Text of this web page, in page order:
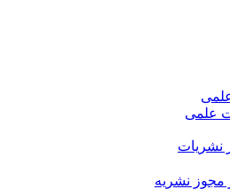
علمی
نشریات
مجوز نشریه